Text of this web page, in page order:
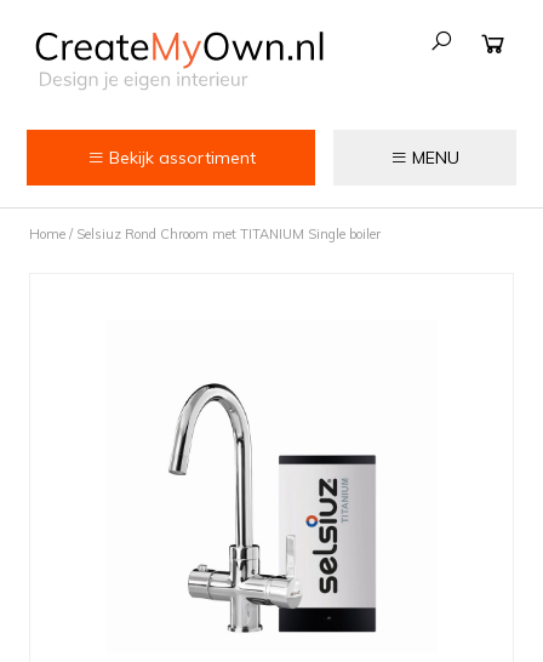
Bekijk assortiment
Voedselrestenvermalers
MENU
Home/ Selsiuz Rond Chroom met TITANIUM Single boiler